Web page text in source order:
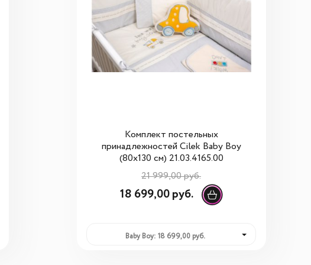
Комплект постельных
принадлежностей Cilek Baby Boy
(80x130 см) 21.03.4165.00
21 999,00 руб.
18 699,00 руб.
Baby Boy: 18 699,00 руб.